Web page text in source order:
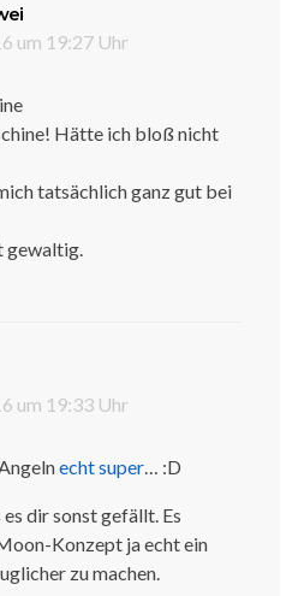
um 19:27 Uhr
Hätte ich bloß nicht
tatsächlich ganz gut bei
gewaltig.
um 19:33 Uhr
echt super … :D
dir sonst gefällt. Es
Konzept ja echt ein
zu machen.